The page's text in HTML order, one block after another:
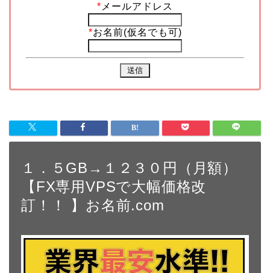
* メールアドレス
*お名前(仮名でも可)
１．５GB→１２３０円（月額）
【FX専用VPSで大幅価格改
訂！！ 】お名前.com